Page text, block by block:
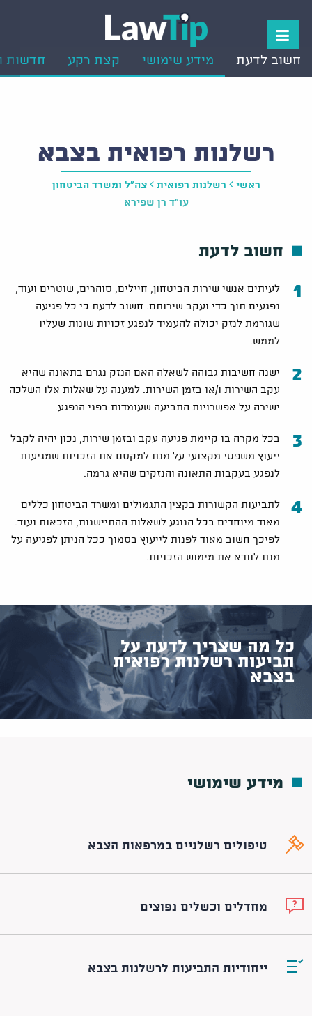
חשוב לדעת מידע שימושי קצת רקע חדשות
רשלנות רפואית בצבא
ראשי רשלנות רפואית
צה"ל ומשרד הביטחון
עו"ד רן שפירא
חשוב לדעת
לעיתים אנשי שירות הביטחון, חיילים, סוהרים, שוטרים ועוד,
נפגעים תוך כדי ועקב שירותם. חשוב לדעת כי כל פגיעה
שגורמת לנזק יכולה להעמיד לנפגע זכויות שונות שעליו
לממש.
ישנה חשיבות גבוהה לשאלה האם הנזק נגרם בתאונה שהיא
עקב השירות ו/או בזמן השירות. למענה על שאלות אלו השלכה
ישירה על אפשרויות התביעה שעומדות בפני הנפגע.
בכל מקרה בו קיימת פגיעה עקב ובזמן שירות, נכון יהיה לקבל
ייעוץ משפטי מקצועי על מנת למקסם את הזכויות שמגיעות
לנפגע בעקבות התאונה והנזקים שהיא גרמה.
לתביעות הקשורות בקצין התגמולים ומשרד הביטחון כללים
מאוד מיוחדים בכל הנוגע לשאלות ההתיישנות, הזכאות ועוד.
לפיכך חשוב מאוד לפנות לייעוץ בסמוך ככל הניתן לפגיעה על
מנת לוודא את מימוש הזכויות.
כל מה שצריך לדעת על
תביעות רשלנות רפואית
בצבא
מידע שימושי
טיפולים רשלניים במרפאות הצבא
מחדלים וכשלים נפוצים
ייחודיות התביעות לרשלנות בצבא